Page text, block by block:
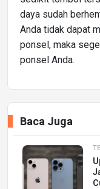
daya sudah
Anda tidak dapat
ponsel, maka
ponsel Anda.
Baca Juga